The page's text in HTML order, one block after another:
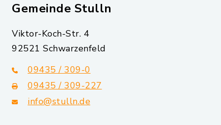
Gemeinde Stulln
Viktor-Koch-Str. 4
92521 Schwarzenfeld
09435 / 309-0
09435 / 309-227
info@stulln.de